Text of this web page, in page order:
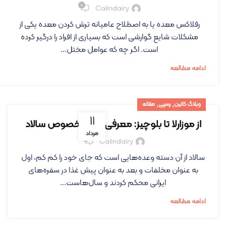
Calindairy ۰
رفلاکس معده یا به اصطلاح عامیانه ترش کردن معده یکی از
مشکلات شایع گوارشی است که بسیاری از افراد را درگیر کرده
است. اگر چه که عوامل مختل...
ادامه مطالعه
۱۱
مرداد
وبلاگ کالین,رسپی, مقاله
از موزارلا تا بلوچیز: معرفی پنیر مخصوص سالاد
Calindairy
سالاد از آن دسته وعده‌هایی است که جای خود را کم کم، اول
به عنوان مخلفات و بعد به عنوان پیش غذا در سفره‌های
ایرانی محکم کردند و سال‌هاست...
ادامه مطالعه